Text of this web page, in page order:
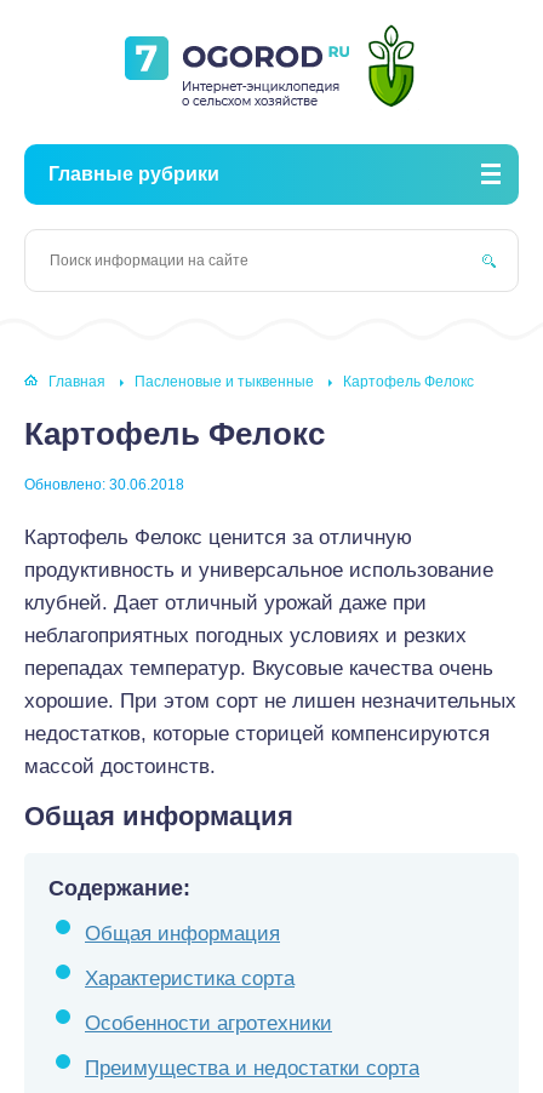
Главные рубрики
Главная Пасленовые и тыквенные Картофель Фелокс
Картофель Фелокс
Обновлено: 30.06.2018
Картофель Фелокс ценится за отличную
продуктивность и универсальное использование
клубней. Дает отличный урожай даже при
неблагоприятных погодных условиях и резких
перепадах температур. Вкусовые качества очень
хорошие. При этом сорт не лишен незначительных
недостатков, которые сторицей компенсируются
массой достоинств.
Общая информация
Содержание:
Общая информация
Характеристика сорта
Особенности агротехники
Преимущества и недостатки сорта